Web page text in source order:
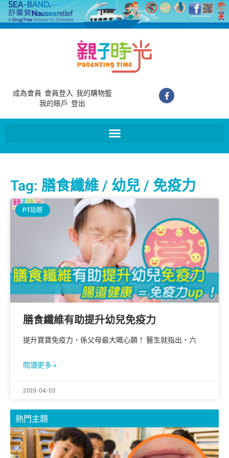
成為會員 會員登入 我的購物籃
我的賬戶 登出
Tag: 膳食纖維 / 幼兒 / 免疫力
PT話題
膳食纖維有助提升幼兒免疫力
提升寶寶免疫力，係父母最大嘅心願！ 醫生就指出，六
閱讀更多 »
2019-04-03
熱門主題